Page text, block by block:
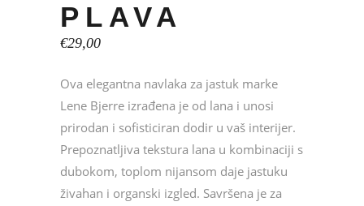
PLAVA
€29,00
Ova elegantna navlaka za jastuk marke
Lene Bjerre izrađena je od lana i unosi
prirodan i sofisticiran dodir u vaš interijer.
Prepoznatljiva tekstura lana u kombinaciji s
dubokom, toplom nijansom daje jastuku
živahan i organski izgled. Savršena je za